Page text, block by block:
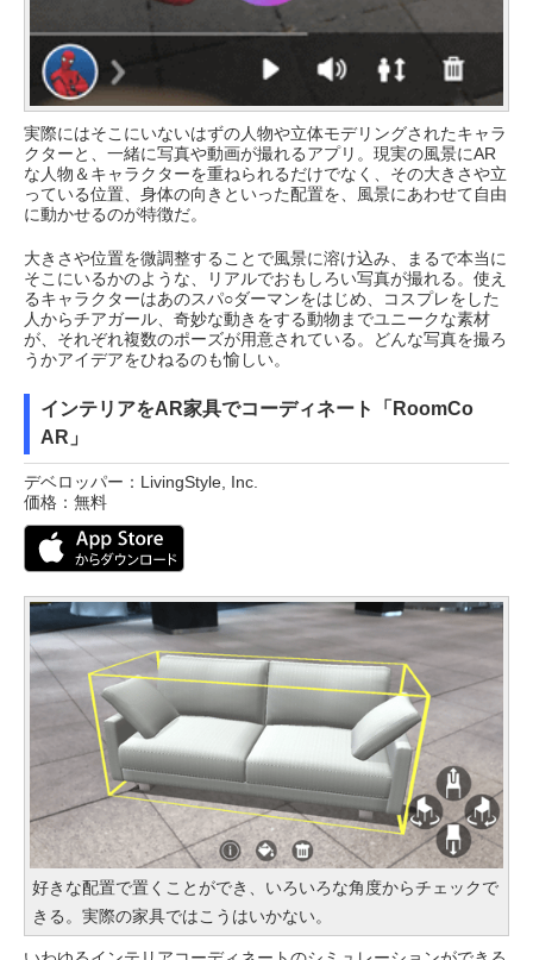
実際にはそこにいないはずの人物や立体モデリングされたキャラ
クターと、一緒に写真や動画が撮れるアプリ。現実の風景にAR
な人物＆キャラクターを重ねられるだけでなく、その大きさや立
っている位置、身体の向きといった配置を、風景にあわせて自由
に動かせるのが特徴だ。
大きさや位置を微調整することで風景に溶け込み、まるで本当に
そこにいるかのような、リアルでおもしろい写真が撮れる。使え
るキャラクターはあのスパ○ダーマンをはじめ、コスプレをした
人からチアガール、奇妙な動きをする動物までユニークな素材
が、それぞれ複数のポーズが用意されている。どんな写真を撮ろ
うかアイデアをひねるのも愉しい。
インテリアをAR家具でコーディネート「RoomCo
AR」
デベロッパー：LivingStyle, Inc.
価格：無料
好きな配置で置くことができ、いろいろな角度からチェックで
きる。実際の家具ではこうはいかない。